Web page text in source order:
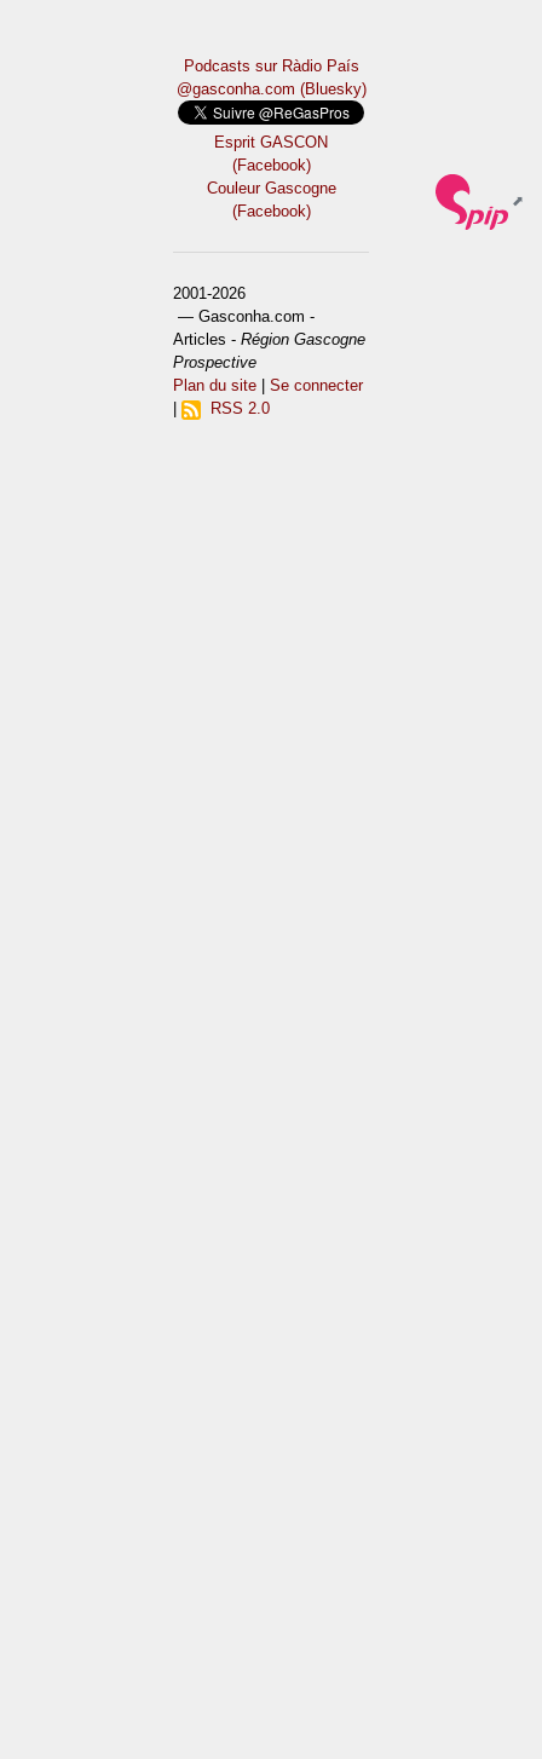
Podcasts sur Ràdio País
@gasconha.com (Bluesky)
Esprit GASCON
(Facebook)
Couleur Gascogne
(Facebook)
2001-2026
— Gasconha.com -
Articles -Région Gascogne
Prospective
Plan du site |Se connecter
|
RSS 2.0